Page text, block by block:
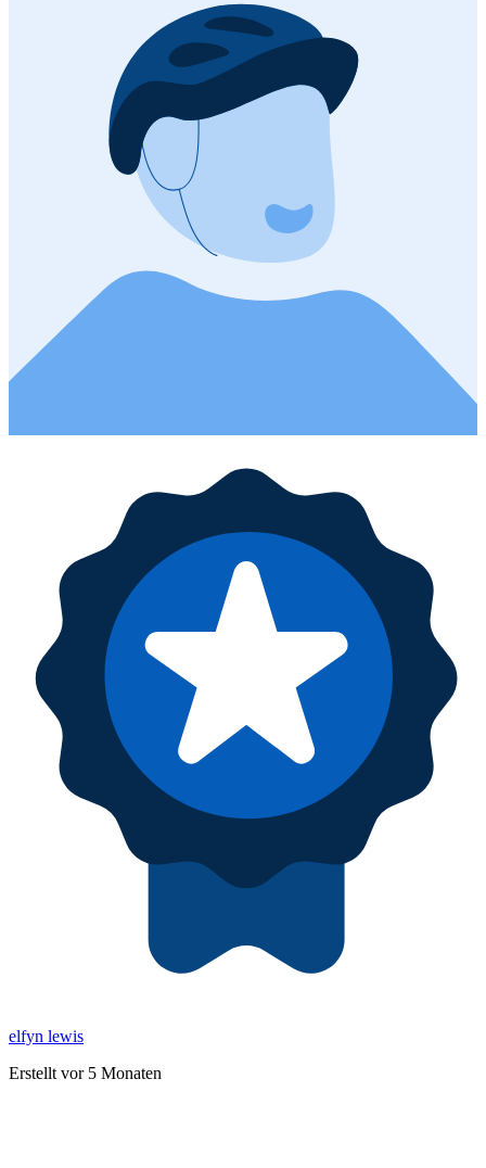
elfyn lewis
Erstellt vor 5 Monaten